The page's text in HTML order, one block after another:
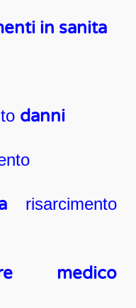
in sanita
danni
risarcimento
medico